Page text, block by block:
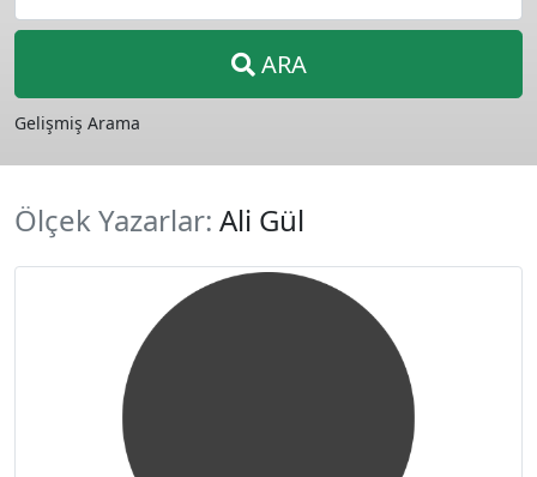
ARA
Gelişmiş Arama
Ölçek Yazarlar: Ali Gül